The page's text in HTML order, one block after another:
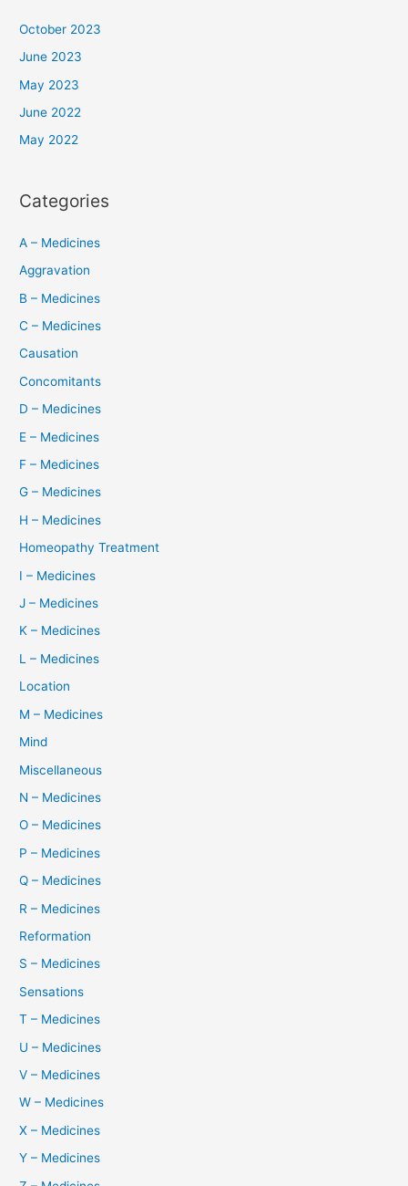
October 2023
June 2023
May 2023
June 2022
May 2022
Categories
A – Medicines
Aggravation
B – Medicines
C – Medicines
Causation
Concomitants
D – Medicines
E – Medicines
F – Medicines
G – Medicines
H – Medicines
Homeopathy Treatment
I – Medicines
J – Medicines
K – Medicines
L – Medicines
Location
M – Medicines
Mind
Miscellaneous
N – Medicines
O – Medicines
P – Medicines
Q – Medicines
R – Medicines
Reformation
S – Medicines
Sensations
T – Medicines
U – Medicines
V – Medicines
W – Medicines
X – Medicines
Y – Medicines